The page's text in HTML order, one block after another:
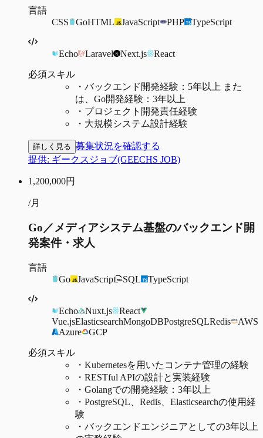
言語
CSS
GoHTML JavaScript PHP TypeScript
Echo Laravel Next.js React
必須スキル
・ バックエンド開発経験：5年以上 また
は、Go開発経験：3年以上
・ プロジェクト開発責任経験
・ 大規模システム設計経験
詳しく見る 募集状況を確認する
提供: ギークスジョブ(GEECHS JOB)
1,200,000円
/月
Go／メディアシステム基盤のバックエンド開
発案件・求人
言語
Go
JavaScript SQL TypeScript
Echo Nuxt.js
React
Vue.jsElasticsearchMongoDBPostgreSQLRedis
AWS
Azure
GCP
必須スキル
・ Kubernetesを用いたコンテナ管理の経験
・ RESTful APIの設計と実装経験
・ Golangでの開発経験：3年以上
・ PostgreSQL、Redis、Elasticsearchの使用経
験
・ バックエンドエンジニアとしての3年以上